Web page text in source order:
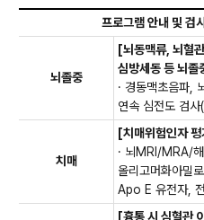
프로그램 안내 및 검
뇌졸중
[뇌동맥류, 뇌혈
심방세동 등 뇌졸
· 경동맥초음파,
연속 심전도 검
치매
[치매위험인자
· 뇌MRI/MRA/
올리고머화아밀
Apo E 유전자,
[흉통 시 심혈관
혈액 검사
· 당
인슐
· 갑상
· 염
· 저장
· 류마
· 전염
· 비타
· 췌
남성 · 전
혈액 검사
· 당
인슐린
· 갑상
· 염
· 저장
· 류마
· 전
· 비타
종양표지자 · 췌담
여성
· 부인
유방
· 췌
· 전
· 갑
· 경
· 심
· 심
· 동
· 부
유방
· 갑
· 경
· 심
· 심
· 동
· 심